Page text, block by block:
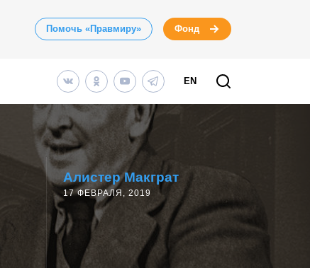
Помочь «Правмиру» Фонд
EN
Алистер Макграт
17 ФЕВРАЛЯ, 2019